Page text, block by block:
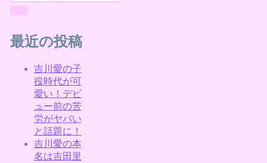
最近の投稿
吉川愛の子
役時代が可
愛い！デビ
ュー前の苦
労がヤバい
と話題に！
吉川愛の本
名は吉田里